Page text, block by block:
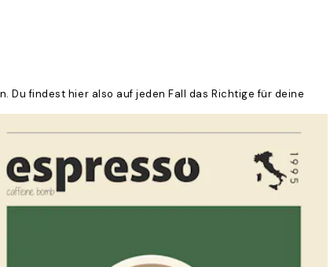
Du findest hier also auf jeden Fall das Richtige für deine